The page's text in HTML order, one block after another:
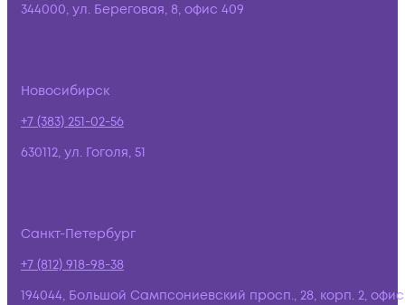
344000, ул. Береговая, 8, офис 409
Новосибирск
+7 (383) 251-02-56
630112, ул. Гоголя, 51
Санкт-Петербург
+7 (812) 918-98-38
194044, Большой Сампсониевский просп., 28, корп. 2,